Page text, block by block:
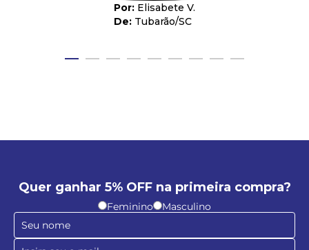
Elisabete V.
Tubarão/SC
Quer ganhar 5% OFF na primeira compra?
Feminino Masculino